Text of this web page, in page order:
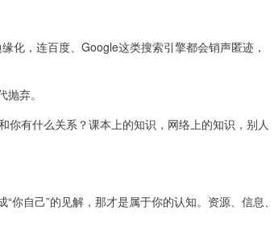
化，连百度、Google这类搜索引擎都会销声匿迹，
弃。
有什么关系？课本上的知识，网络上的知识，别人
自己”的见解，那才是属于你的认知。资源、信息、